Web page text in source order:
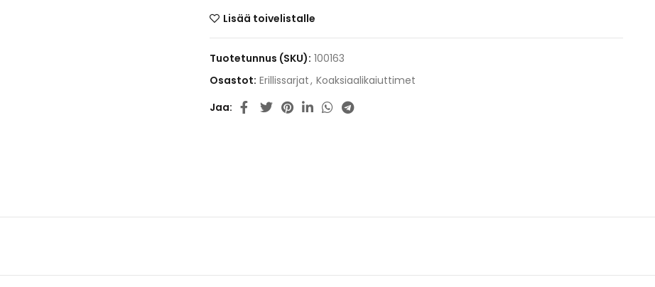
Lisää toivelistalle
Tuotetunnus (SKU): 100163
Osastot: Erillissarjat, Koaksiaalikaiuttimet
Jaa